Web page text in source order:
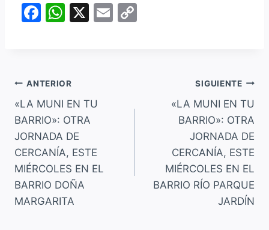
F
b
o
o
k
W
A
p
p
X
E
Navegación
de
entradas
ANTERIOR
«LA MUNI EN TU
BARRIO»: OTRA
JORNADA DE
CERCANÍA, ESTE
MIÉRCOLES EN EL
BARRIO DOÑA
MARGARITA
SIGUIENTE
«LA MUNI EN TU
BARRIO»: OTRA
JORNADA DE
CERCANÍA, ESTE
MIÉRCOLES EN EL
BARRIO RÍO PARQUE
JARDÍN